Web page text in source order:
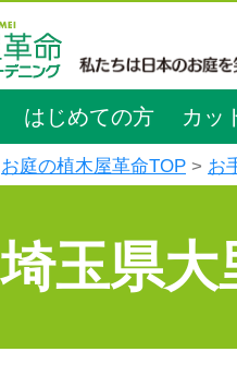
はじめての方 カッ
お庭の植木屋革命TOP お
埼玉県大